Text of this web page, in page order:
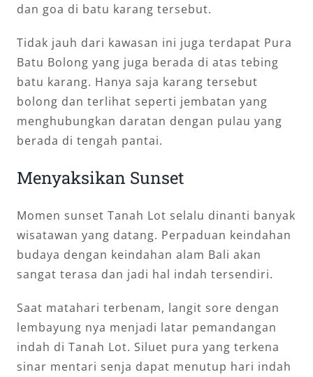
dan goa di batu karang tersebut.
Tidak jauh dari kawasan ini juga terdapat Pura
Batu Bolong yang juga berada di atas tebing
batu karang. Hanya saja karang tersebut
bolong dan terlihat seperti jembatan yang
menghubungkan daratan dengan pulau yang
berada di tengah pantai.
Menyaksikan Sunset
Momen sunset Tanah Lot selalu dinanti banyak
wisatawan yang datang. Perpaduan keindahan
budaya dengan keindahan alam Bali akan
sangat terasa dan jadi hal indah tersendiri.
Saat matahari terbenam, langit sore dengan
lembayung nya menjadi latar pemandangan
indah di Tanah Lot. Siluet pura yang terkena
sinar mentari senja dapat menutup hari indah